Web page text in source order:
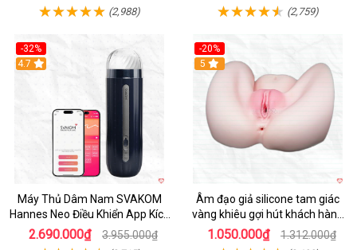
(2,988) (2,759)
-32%
Hot
4.7
Máy Thủ Dâm Nam SVAKOM
Hannes Neo Điều Khiển App Kích
Thích
2.690.000₫ 3.955.000₫
-20%
Hot
5
Âm đạo giả silicone tam giác
vàng khiêu gợi hút khách hàng
nam
1.050.000₫ 1.312.000₫